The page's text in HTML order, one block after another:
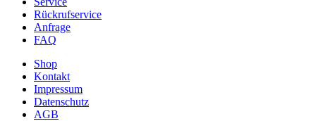
Rückrufservice
Anfrage
FAQ
Shop
Kontakt
Impressum
Datenschutz
AGB